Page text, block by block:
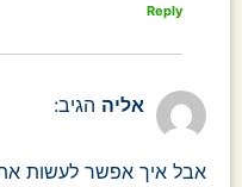
Reply
אליה הגיב:
אבל איך אפשר לעשות את טריק 2 בזמן